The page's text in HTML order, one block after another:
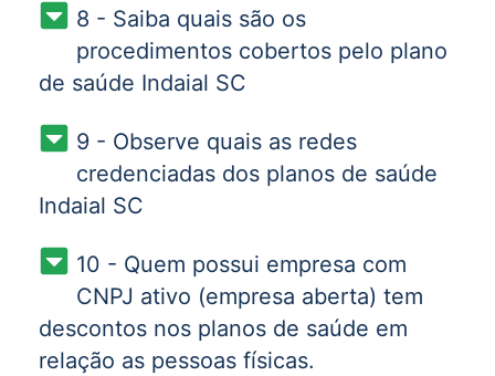
8 - Saiba quais são os
procedimentos cobertos pelo plano
de saúde Indaial SC
9 - Observe quais as redes
credenciadas dos planos de saúde
Indaial SC
10 - Quem possui empresa com
CNPJ ativo (empresa aberta) tem
descontos nos planos de saúde em
relação as pessoas físicas.